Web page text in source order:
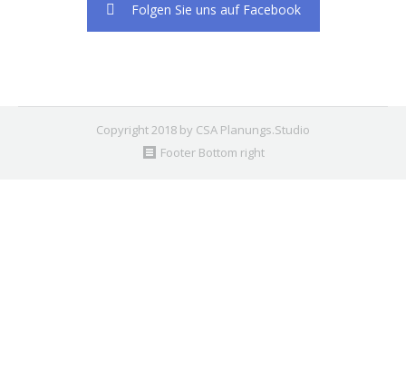
Folgen Sie uns auf Facebook
Copyright 2018 by CSA Planungs.Studio
Footer Bottom right